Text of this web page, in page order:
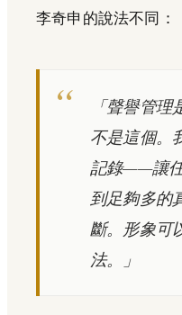
李奇申的說法不同：
「聲譽管
不是這個。
記錄——讓
到足夠多的
斷。形象可
法。」